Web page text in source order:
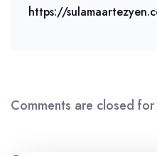
https://
Comments are closed